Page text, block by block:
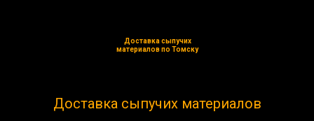
Доставка сыпучих материалов
Доставка сыпучих
материалов по Томску